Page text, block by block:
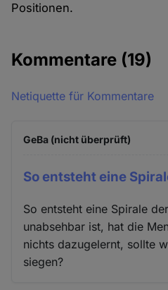
Positionen.
Kommentare (19)
Netiquette für Kommentare
GeBa (nicht überprüft)
So entsteht eine
So entsteht eine Spirale
unabsehbar ist, hat die
nichts dazugelernt, sollte
siegen?